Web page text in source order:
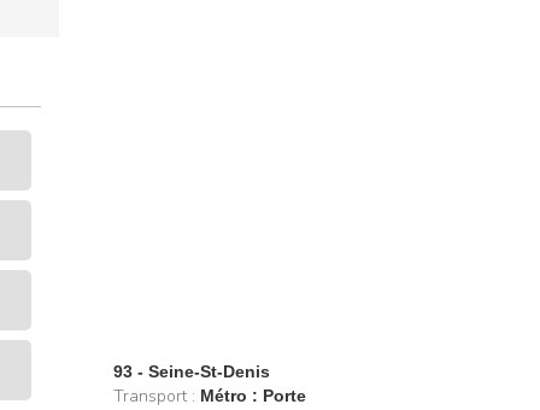
93 - Seine-St-Denis
Transport : Métro : Porte